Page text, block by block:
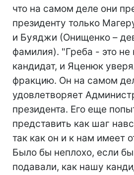
что на самом деле они
президенту только
и Буяджи (Онищенко –
фамилия). "Греба - это не
кандидат, и Яценюк
фракцию. Он на самом
удовлетворяет
президента. Его еще
представить как шаг
так как он и к нам имеет
Было бы неплохо, если бы
подавали, как нашу